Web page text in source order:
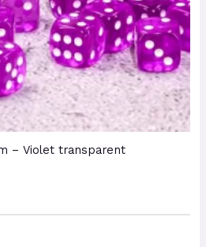
– Violet transparent